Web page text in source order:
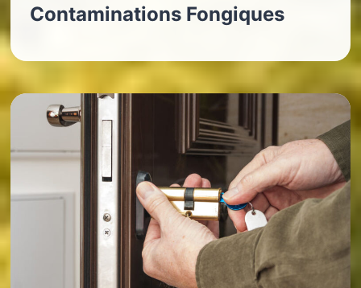
Contaminations Fongiques